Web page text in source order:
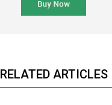
RELATED ARTICLES